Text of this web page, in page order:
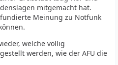
mitgemacht hat.
Meinung zu Notfunk
welche völlig
werden, wie der AFU die